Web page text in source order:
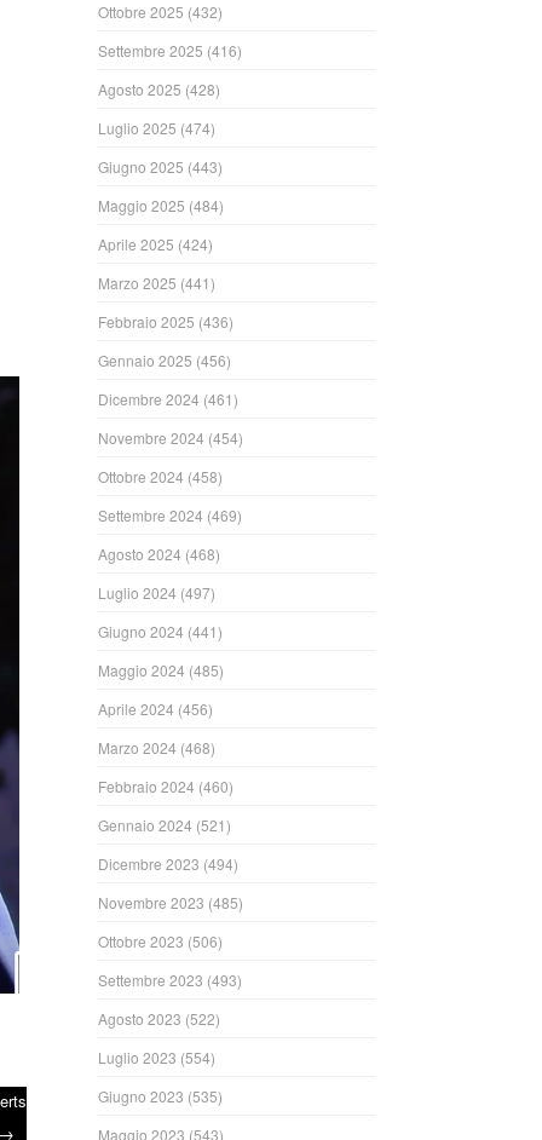
→
Ottobre 2025 (432)
Settembre 2025 (416)
Agosto 2025 (428)
Luglio 2025 (474)
Giugno 2025 (443)
Maggio 2025 (484)
Aprile 2025 (424)
Marzo 2025 (441)
Febbraio 2025 (436)
Gennaio 2025 (456)
Dicembre 2024 (461)
Novembre 2024 (454)
Ottobre 2024 (458)
Settembre 2024 (469)
Agosto 2024 (468)
Luglio 2024 (497)
Giugno 2024 (441)
Maggio 2024 (485)
Aprile 2024 (456)
Marzo 2024 (468)
Febbraio 2024 (460)
Gennaio 2024 (521)
Dicembre 2023 (494)
Novembre 2023 (485)
Ottobre 2023 (506)
Settembre 2023 (493)
Agosto 2023 (522)
Luglio 2023 (554)
Giugno 2023 (535)
Maggio 2023 (543)